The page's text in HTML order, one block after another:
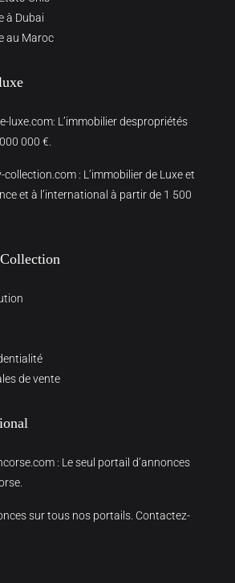
à Dubai
au Maroc
luxe.com: L’immobilier despropriétés
000 €.
collection.com : L’immobilier de Luxe et
et à l’international à partir de 1 500
de vente
: Le seul portail d’annonces
sur tous nos portails. Contactez-